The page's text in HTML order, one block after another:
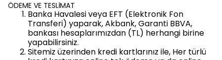
ÖDEME VE TESLİMAT
Banka Havalesi veya EFT (Elektronik Fon
Transferi) yaparak, Akbank, Garanti BBVA,
bankası hesaplarımızdan (TL) herhangi birine
yapabilirsiniz.
Sitemiz üzerinden kredi kartlarınız ile, Her türlü